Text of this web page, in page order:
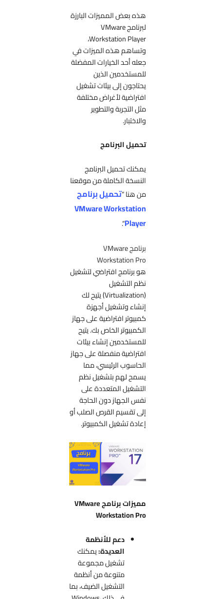
هذه بعض المميزات البارزة
لبرنامج VMware
Workstation Player،
وتساهم هذه الميزات في
جعله أحد الخيارات المفضلة
للمستخدمين الذين
يحتاجون إلى بيئات تشغيل
افتراضية لأغراض مختلفة
مثل التجربة والتطوير
والاختبار.
تحميل البرنامج
يمكنك تحميل البرنامج
النسخة الكاملة من موقعنا
من هنا “تحميل برنامج
VMware Workstation
Player
“.
برنامج VMware
Workstation Pro
هو برنامج افتراضي لتشغيل
نظم التشغيل
(Virtualization) يتيح لك
إنشاء وتشغيل أجهزة
كمبيوتر افتراضية على جهاز
الكمبيوتر الخاص بك. يتيح
للمستخدمين إنشاء بيئات
افتراضية منفصلة على جهاز
الحاسوب الرئيسي، مما
يسمح لهم بتشغيل نظم
التشغيل المتعددة على
نفس الجهاز دون الحاجة
إلى تقسيم القرص الصلب أو
إعادة تشغيل الكمبيوتر.
مميزات برنامج VMware
Workstation Pro
دعم للأنظمة
العديدة:يمكنك
تشغيل مجموعة
متنوعة من أنظمة
التشغيل الضيف، بما